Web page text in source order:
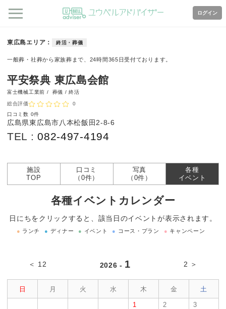
ログイン
東広島エリア 終活・葬儀
一般葬・社葬から家族葬まで、24時間365日受付ております。
平安祭典 東広島会館
富士機械工業前 / 葬儀 / 終活
総合評価
0
口コミ数 0件
広島県東広島市八本松飯田2-8-6
TEL :082-497-4194
施設
TOP
口コミ
（0件）
写真
（0件）
各種
イベント
各種イベントカレンダー
日にちをクリックすると、該当日のイベントが表示されます。
● ランチ ● ディナー ● イベント ● コース・プラン ● キャンペーン
＜ 12 2026 - 1 2 ＞
日 月 火 水 木 金 土
1 2 3